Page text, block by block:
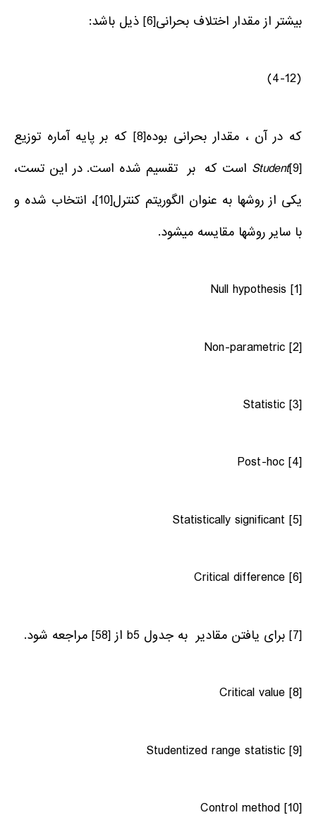
بیشتر از مقدار اختلاف بحرانی[6] ذیل باشد:
(4-12)
که در آن ، مقدار بحرانی بوده[8] که بر پایه آماره توزیع
Student[9]
است که بر تقسیم شده است. در این تست،
یکی از روش­ها به عنوان الگوریتم کنترل[10]
، انتخاب شده و
با سایر روش­ها مقایسه می­شود.
[1]
[2]
[3]
[4]
[5]
[6]
[7] برای یافتن مقادیر به جدول b5 از [58] مراجعه شود.
[8]
[9]
[10]